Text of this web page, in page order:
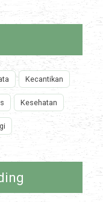
Kecantikan
Kesehatan